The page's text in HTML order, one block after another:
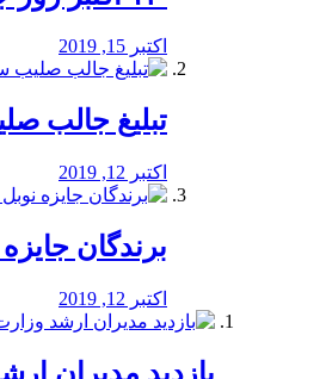
اکتبر 15, 2019
تبلیغ جالب
اکتبر 12, 2019
برندگان جایزه
اکتبر 12, 2019